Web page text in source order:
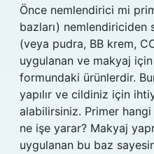
Önce nemlendirici mi
bazları)
(veya pudra, BB krem,
uygulanan ve makyaj
formundaki ürünlerdir.
yapılır ve cildiniz için
alabilirsiniz. Primer hangi
ne işe yarar? Makyaj
uygulanan bu baz